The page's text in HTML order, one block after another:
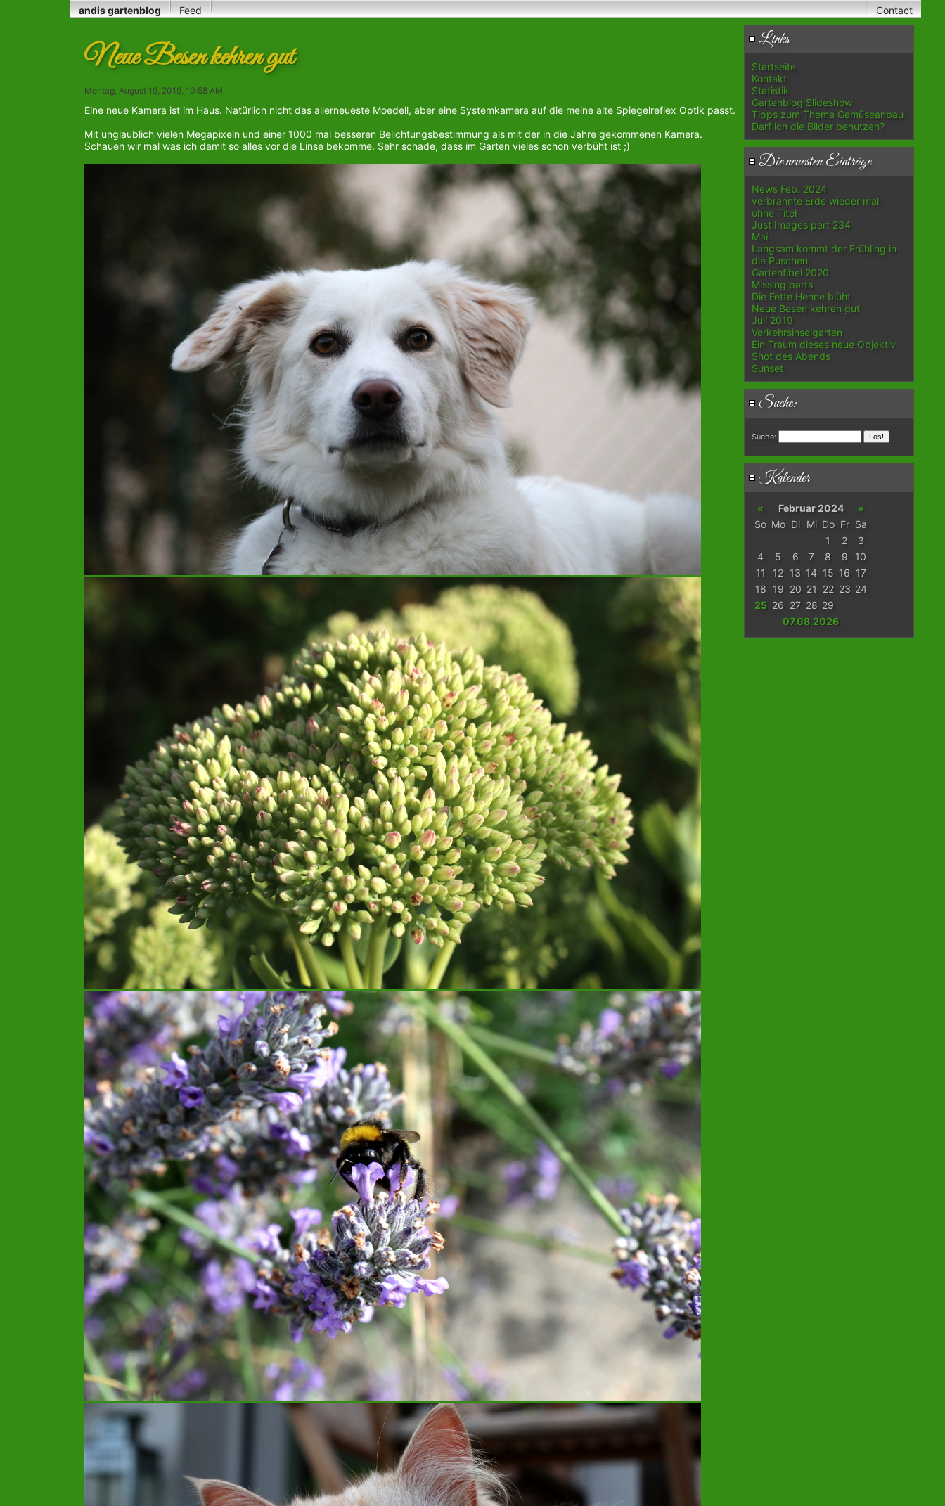
andis gartenblog Feed Contact
Links
Startseite
Kontakt
Statistik
Gartenblog Slideshow
Tipps zum Thema Gemüseanbau
Darf ich die Bilder benutzen?
Die neuesten Einträge
News Feb. 2024
verbrannte Erde wieder mal
ohne Titel
Just Images part 234
Mai
Langsam kommt der Frühling in
die Puschen
Gartenfibel 2020
Missing parts
Die Fette Henne blüht
Neue Besen kehren gut
Juli 2019
Verkehrsinselgarten
Ein Traum dieses neue Objektiv
Shot des Abends
Sunset
Suche:
Suche:
Kalender
« Februar 2024
»
So Mo Di Mi Do Fr Sa
1
2
3
4
5 6 7 8 9
10
11
12 13 14 15 16 17
18
19 20 21 22 23 24
25 26 27 28 29
07.08.2026
Neue Besen kehren gut
Montag, August 19, 2019, 10:58 AM
Eine neue Kamera ist im Haus. Natürlich nicht das allerneueste Moedell, aber eine Systemkamera auf die meine alte Spiegelreflex Optik passt.
Mit unglaublich vielen Megapixeln und einer 1000 mal besseren Belichtungsbestimmung als mit der in die Jahre gekommenen Kamera.
Schauen wir mal was ich damit so alles vor die Linse bekomme. Sehr schade, dass im Garten vieles schon verbüht ist ;)